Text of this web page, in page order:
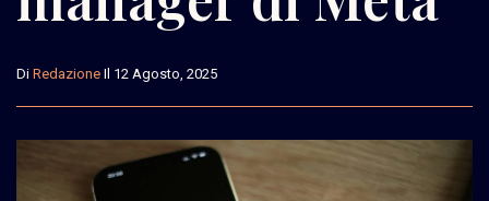
Di Redazione Il 12 Agosto, 2025